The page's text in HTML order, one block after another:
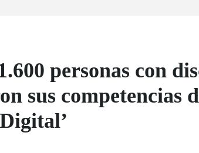
personas con
sus competencias